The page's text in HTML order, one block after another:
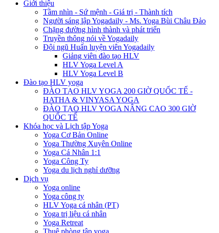
Giới thiệu
Tầm nhìn - Sứ mệnh - Giá trị - Thành tích
Người sáng lập Yogadaily - Ms. Yoga Bùi Châu Đảo
Chặng đường hình thành và phát triển
Truyền thông nói về Yogadaily
Đội ngũ Huấn luyện viên Yogadaily
Giảng viên đào tạo HLV
HLV Yoga Level A
HLV Yoga Level B
Đào tạo HLV yoga
ĐÀO TẠO HLV YOGA 200 GIỜ QUỐC TẾ -
HATHA & VINYASA YOGA
ĐÀO TẠO HLV YOGA NÂNG CAO 300 GIỜ
QUỐC TẾ
Khóa học và Lịch tập Yoga
Yoga Cơ Bản Online
Yoga Thường Xuyên Online
Yoga Cá Nhân 1:1
Yoga Công Ty
Yoga du lịch nghỉ dưỡng
Dịch vụ
Yoga online
Yoga công ty
HLV Yoga cá nhân (PT)
Yoga trị liệu cá nhân
Yoga Retreat
Thuê phòng tập yoga